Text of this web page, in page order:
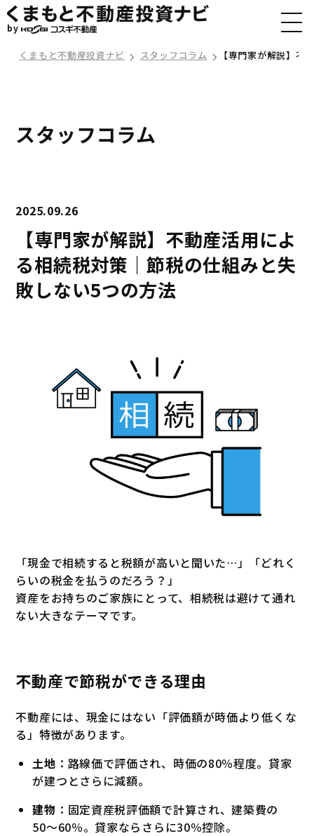
by
くまもと不動産投資ナビ スタッフコラム 【専門家が解説】不
スタッフコラム
2025.09.26
【専門家が解説】不動産活用によ
る相続税対策｜節税の仕組みと失
敗しない5つの方法
「現金で相続すると税額が高いと聞いた…」「どれく
らいの税金を払うのだろう？」
資産をお持ちのご家族にとって、相続税は避けて通れ
ない大きなテーマです。
不動産で節税ができる理由
不動産には、現金にはない「評価額が時価より低くな
る」特徴があります。
土地 ：路線価で評価され、時価の80％程度。貸家
が建つとさらに減額。
建物 ：固定資産税評価額で計算され、建築費の
50〜60％。貸家ならさらに30％控除。